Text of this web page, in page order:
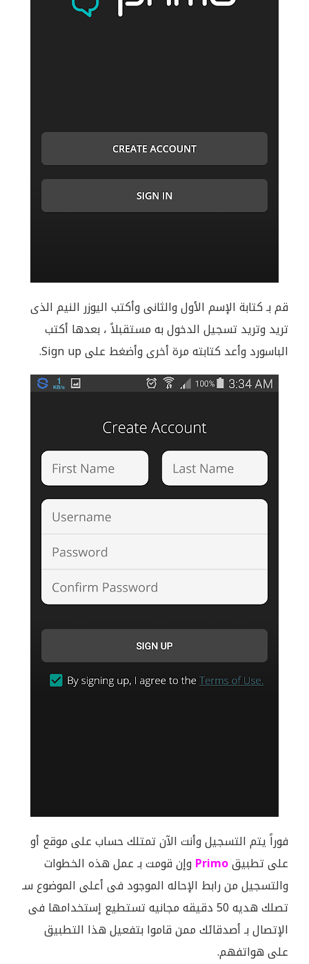
قم بـ كتابة الإسم الأول والثانى وأكتب اليوزر النيم الذى
تريد وتريد تسجيل الدخول به مستقبلاً ، بعدها أكتب
الباسورد وأعد كتابته مرة أخرى وأضغط على Sign up.
فوراً يتم التسجيل وأنت الآن تمتلك حساب على موقع أو
على تطبيقPrimo وإن قومت بـ عمل هذه الخطوات
والتسجيل من رابط الإحاله الموجود فى أعلى الموضوع سـ
تصلك هديه 50 دقيقه مجانيه تستطيع إستخدامها فى
الإتصال بـ أصدقائك ممن قاموا بتفعيل هذا التطبيق
على هواتفهم.